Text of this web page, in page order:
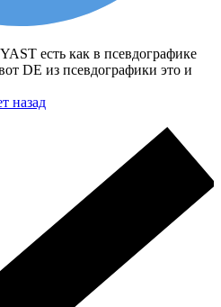
есть как в псевдографике
DE из псевдографики это и
назад